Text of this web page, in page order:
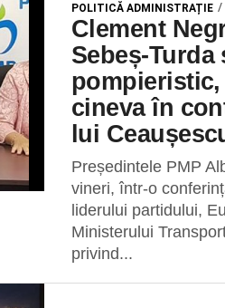
POLITICĂ ADMINISTRAȚIE
Clement
Sebeș-Turda
cineva în
lui
Președintele PMP
vineri, într-o
liderului partidului,
Ministerului
privind...